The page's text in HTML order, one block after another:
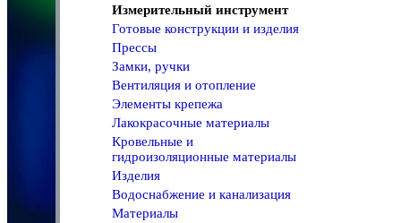
Измерительный инструмент
Готовые конструкции и изделия
Прессы
Замки, ручки
Вентиляция и отопление
Элементы крепежа
Лакокрасочные материалы
Кровельные и
гидроизоляционные материалы
Изделия
Водоcнабжение и канализация
Материалы